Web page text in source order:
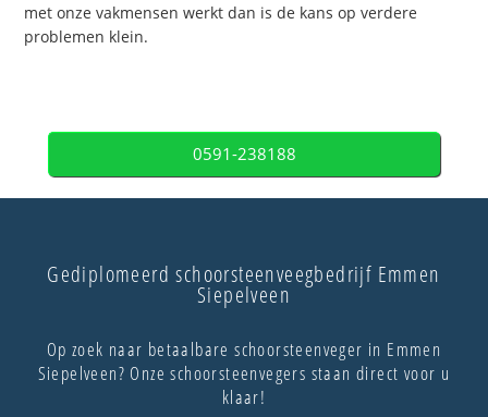
met onze vakmensen werkt dan is de kans op verdere
problemen klein.
0591-238188
Gediplomeerd schoorsteenveegbedrijf Emmen
Siepelveen
Op zoek naar betaalbare schoorsteenveger in Emmen
Siepelveen? Onze schoorsteenvegers staan direct voor u
klaar!